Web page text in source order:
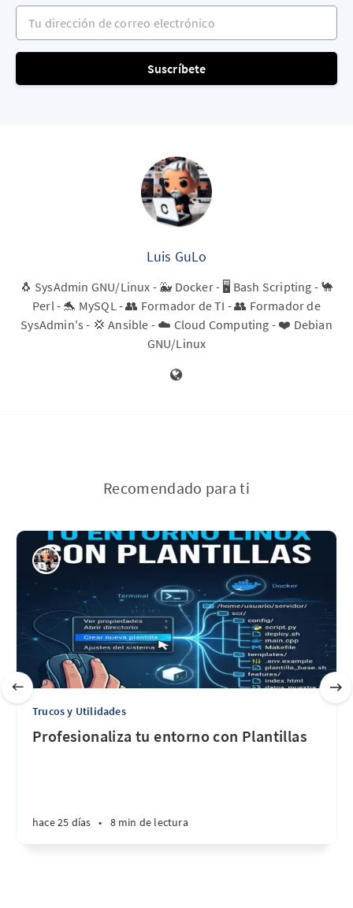
Tu dirección de correo electrónico
Suscríbete
Luis GuLo
🐧 SysAdmin GNU/Linux - 🐳 Docker - 🖥️ Bash Scripting - 🐪
Perl - 🐬 MySQL - 👥 Formador de TI - 👥 Formador de
SysAdmin's - 💢 Ansible - ☁️ Cloud Computing - ❤️ Debian
GNU/Linux
Recomendado para ti
Trucos y Utilidades
Profesionaliza tu entorno con Plantillas
hace 25 días • 8 min de lectura